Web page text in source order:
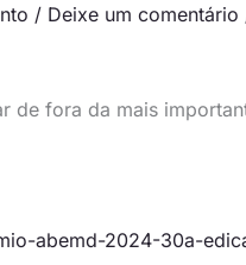
/ Deixe um comentário
de fora da mais
abemd-2024-30a-